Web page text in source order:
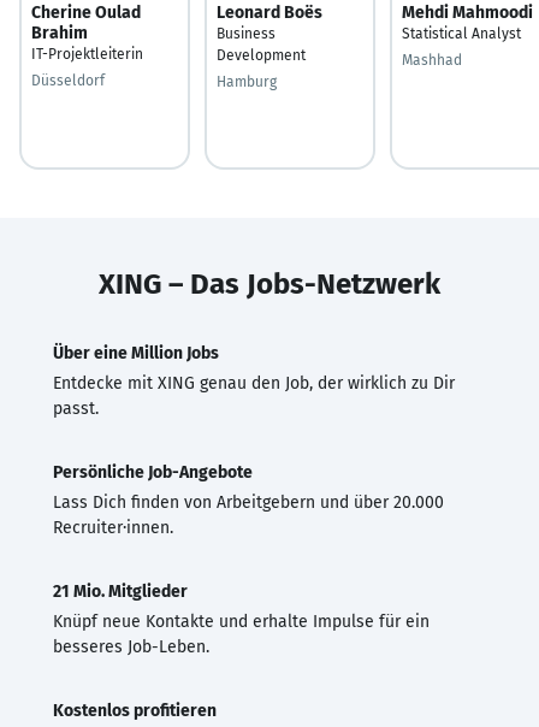
Cherine Oulad
Brahim
IT-Projektleiterin
Düsseldorf
Leonard Boës
Business
Development
Hamburg
Mehdi Mahmoodi
Statistical Analyst
Mashhad
XING – Das Jobs-Netzwerk
Über eine Million Jobs
Entdecke mit XING genau den Job, der wirklich zu Dir
passt.
Persönliche Job-Angebote
Lass Dich finden von Arbeitgebern und über 20.000
Recruiter·innen.
21 Mio. Mitglieder
Knüpf neue Kontakte und erhalte Impulse für ein
besseres Job-Leben.
Kostenlos profitieren